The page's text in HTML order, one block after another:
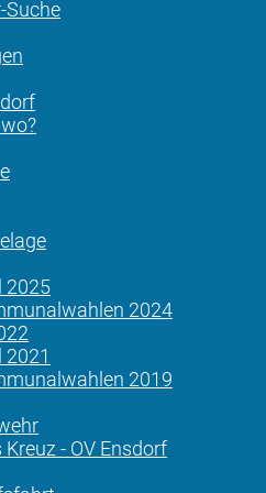
Suche
2025
2024
2019
- OV Ensdorf